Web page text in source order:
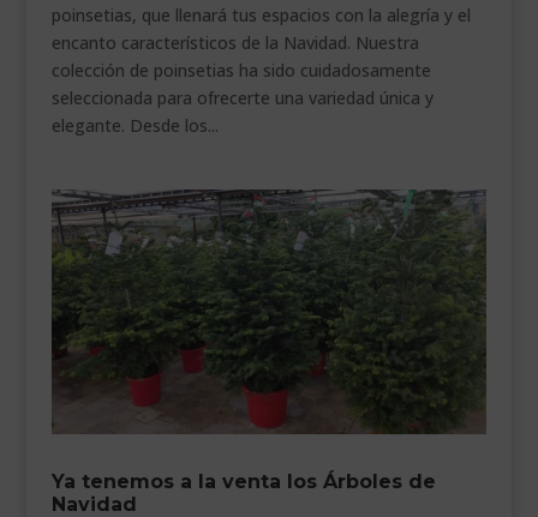
poinsetias, que llenará tus espacios con la alegría y el
encanto característicos de la Navidad. Nuestra
colección de poinsetias ha sido cuidadosamente
seleccionada para ofrecerte una variedad única y
elegante. Desde los...
Ya tenemos a la venta los Árboles de
Navidad